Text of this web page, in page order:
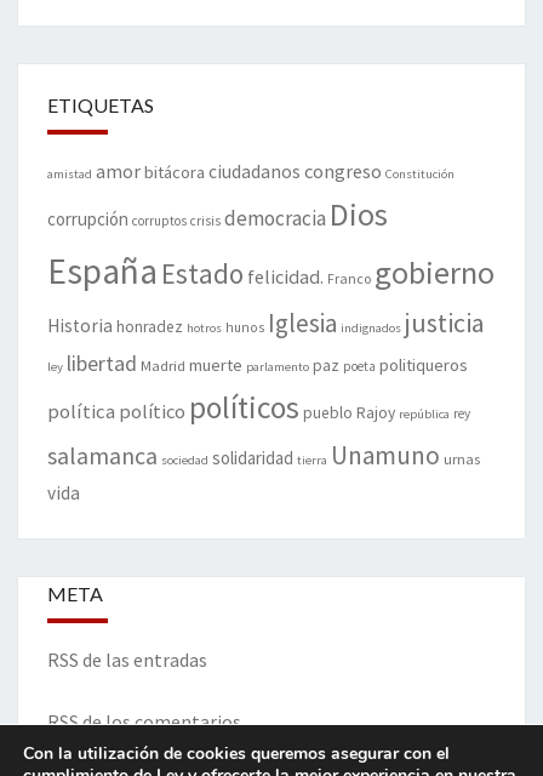
ETIQUETAS
amistad amorbitácora ciudadanos congreso Constitución
corrupción corruptos crisis democracia Dios
España Estado felicidad. Franco gobierno
Historia honradez hotros hunos Iglesia indignados justicia
ley libertad Madrid muerte parlamento paz poeta politiqueros
política político políticos pueblo Rajoy república rey
salamanca sociedad solidaridad tierra Unamuno urnas
vida
META
RSS de las entradas
RSS de los comentarios
Con la utilización de cookies queremos asegurar con el